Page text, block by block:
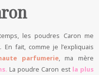
les poudres Caron me
fait, comme je l’expliquais
parfumerie, ma mère
La poudre Caron est la plus